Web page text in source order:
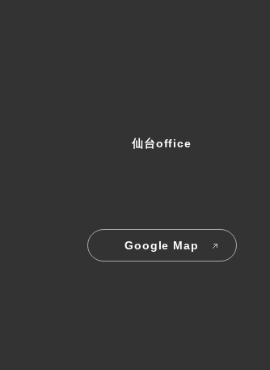
仙台office
Google Map